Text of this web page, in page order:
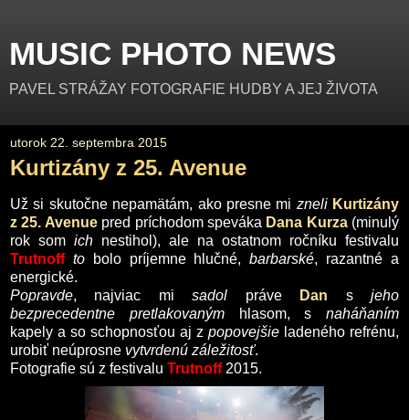
MUSIC PHOTO NEWS
PAVEL STRÁŽAY FOTOGRAFIE HUDBY A JEJ ŽIVOTA
utorok 22. septembra 2015
Kurtizány z 25. Avenue
Už si skutočne nepamätám, ako presne mi zneli Kurtizány
z 25. Avenuepred príchodom speváka Dana Kurza(minulý
rok som ich nestihol), ale na ostatnom ročníku festivalu
Trutnoff tobolo príjemne hlučné,barbarské, razantné a
energické.
Popravde, najviac misadol práve Dan sjeho
bezprecedentne
pretlakovanýmhlasom, s naháňaním
kapely a so schopnosťou aj z popovejšie ladeného refrénu,
urobiť neúprosne vytvrdenú záležitosť.
Fotografie sú z festivalu Trutnoff2015.